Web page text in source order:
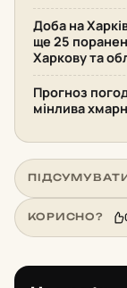
Доба на
ще 25
Харкову та
Прогноз
мінлива
КОРИСНО?